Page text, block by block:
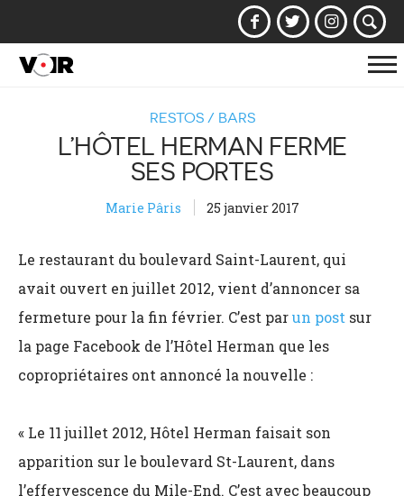
RESTOS / BARS
L’HÔTEL HERMAN FERME
SES PORTES
Marie Pâris 25 janvier 2017
Le restaurant du boulevard Saint-Laurent, qui
avait ouvert en juillet 2012, vient d’annoncer sa
fermeture pour la fin février. C’est parun post sur
la page Facebook de l’Hôtel Herman que les
copropriétaires ont annoncé la nouvelle :
« Le 11 juillet 2012, Hôtel Herman faisait son
apparition sur le boulevard St-Laurent, dans
l’effervescence du Mile-End. C’est avec beaucoup